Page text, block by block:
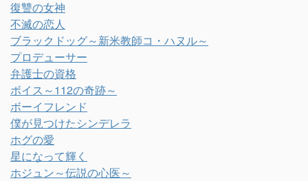
復讐の女神
不滅の恋人
ブラックドッグ～新米教師コ・ハヌル～
プロデューサー
弁護士の資格
ボイス～112の奇跡～
ボーイフレンド
僕が見つけたシンデレラ
ホグの愛
星になって輝く
ホジュン～伝説の心医～